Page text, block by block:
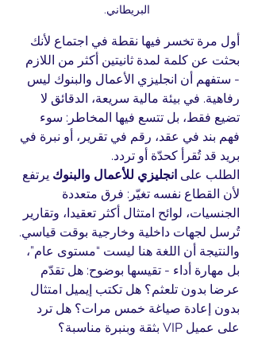
البريطاني.
أول مرة تخسر فيها نقطة في اجتماع لأنك
بحثت عن كلمة لمدة ثانيتين أكثر من اللازم
- ستفهم أن انجليزي الأعمال والبنوك ليس
رفاهية. في بيئة مالية سريعة، الدقائق لا
تضيع فقط، بل تتسع فيها المخاطر: سوء
فهم بند في عقد، رقم في تقرير، أو نبرة في
بريد قد تُقرأ كحدّة أو تردد.
الطلب على انجليزي للأعمال والبنوك يرتفع
لأن القطاع نفسه تغيّر: فرق متعددة
الجنسيات، لوائح امتثال أكثر تعقيدا، وتقارير
تُرسل لجهات داخلية وخارجية بوقت قياسي.
والنتيجة أن اللغة هنا ليست “مستوى عام”،
بل مهارة أداء - تقيسها بوضوح: هل تقدّم
عرضا بدون تلعثم؟ هل تكتب إيميل امتثال
بدون إعادة صياغة خمس مرات؟ هل ترد
على عميل VIP بثقة وبنبرة مناسبة؟